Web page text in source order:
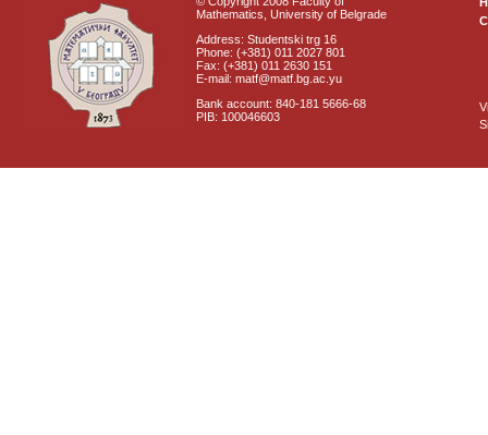
Mathematics, University of Belgrade
Address: Studentski trg 16
Phone: (+381) 011 2027 801
Fax: (+381) 011 2630 151
E-mail: matf@matf.bg.ac.yu
Bank account: 840-181 5666-68
PIB: 100046603